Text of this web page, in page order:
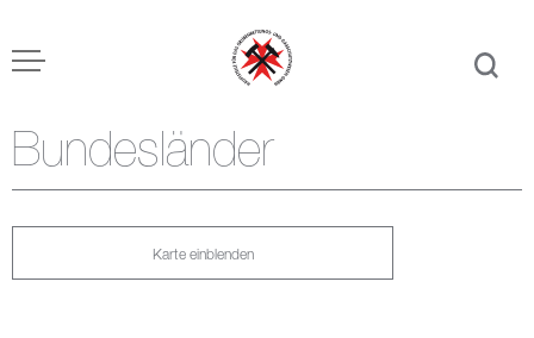
Bundesländer
Karte einblenden